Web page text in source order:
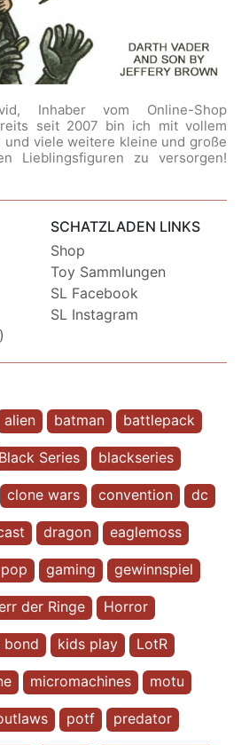
Inhaber vom Online-Shop
seit 2007 bin ich mit vollem
und viele weitere kleine und große
Lieblingsfiguren zu versorgen!
SCHATZLADEN LINKS
Shop
Toy Sammlungen
SL Facebook
SL Instagram
alien batman battlepack
Black Series blackseries
clone wars convention dc
dragon eaglemoss
gaming gewinnspiel
der Ringe Horror
bond kids play LotR
micromachines motu
potf predator